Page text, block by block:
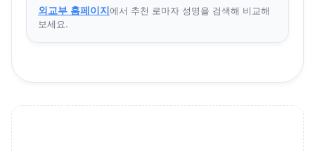
외교부 홈페이지에서 추천 로마자 성명을 검색해 비교해
보세요.